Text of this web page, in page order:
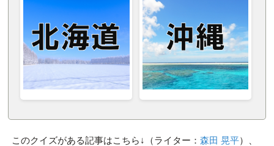
このクイズがある記事はこちら↓（ライター： 森田 晃平）、